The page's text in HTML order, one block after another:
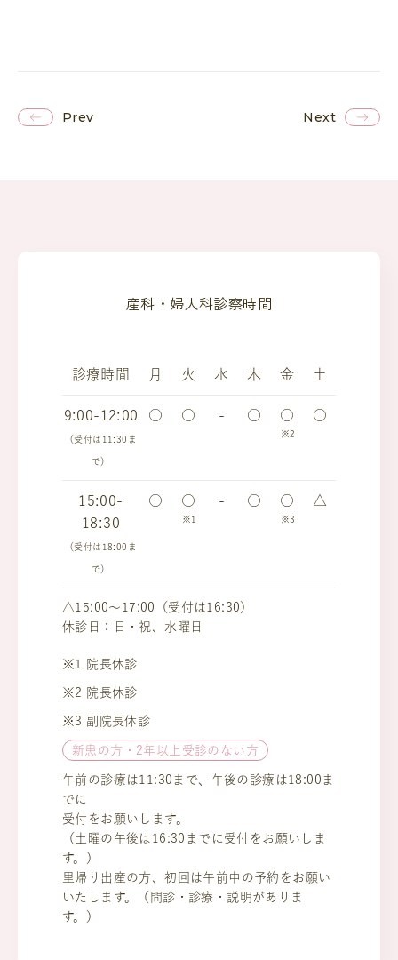
Prev Next
産科・婦人科診察時間
診療時間 月 火 水 木 金 土
9:00-12:00
（受付は11:30ま
で）
○ ○ - ○ ○
※2
○
15:00-
18:30
（受付は18:00ま
で）
○ ○
※1
- ○ ○
※3
△
△15:00～17:00（受付は16:30）
休診日：日・祝、水曜日
※1 院長休診
※2 院長休診
※3 副院長休診
新患の方・2年以上受診のない方
午前の診療は11:30まで、午後の診療は18:00ま
でに
受付をお願いします。
（土曜の午後は16:30までに受付をお願いしま
す。）
里帰り出産の方、初回は午前中の予約をお願い
いたします。（問診・診療・説明がありま
す。）